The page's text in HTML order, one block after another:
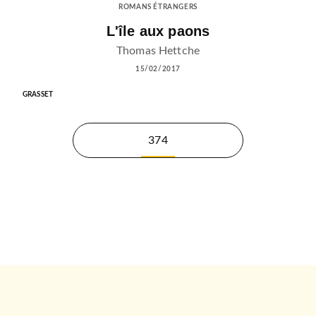
ROMANS ÉTRANGERS
L'île aux paons
Thomas Hettche
15/02/2017
GRASSET
374